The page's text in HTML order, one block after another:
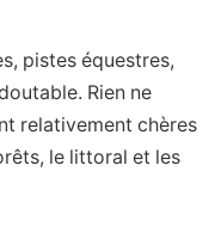
pistes équestres,
Rien ne
relativement chères
le littoral et les